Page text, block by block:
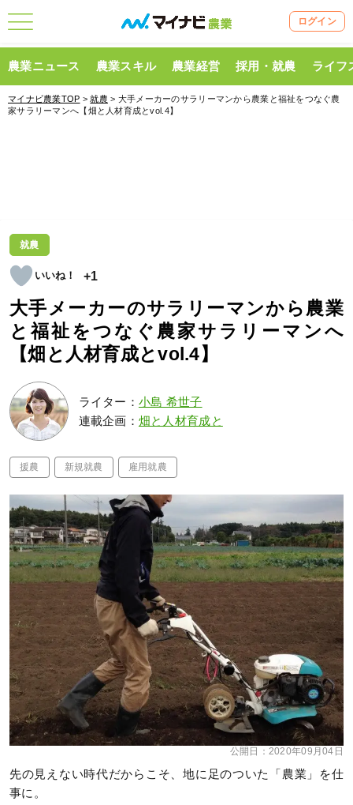
ログイン
農業ニュース 農業スキル 農業経営 採用・就農 ライフ
マイナビ農業TOP >就農 > 大手メーカーのサラリーマンから農業と福祉をつなぐ農
家サラリーマンへ【畑と人材育成とvol.4】
就農
+1
大手メーカーのサラリーマンから農業
と福祉をつなぐ農家サラリーマンへ
【畑と人材育成とvol.4】
ライター： 小島 希世子
連載企画： 畑と人材育成と
援農 新規就農 雇用就農
公開日： 2020年09月04日
先の見えない時代だからこそ、地に足のついた「農業」を仕
事に。